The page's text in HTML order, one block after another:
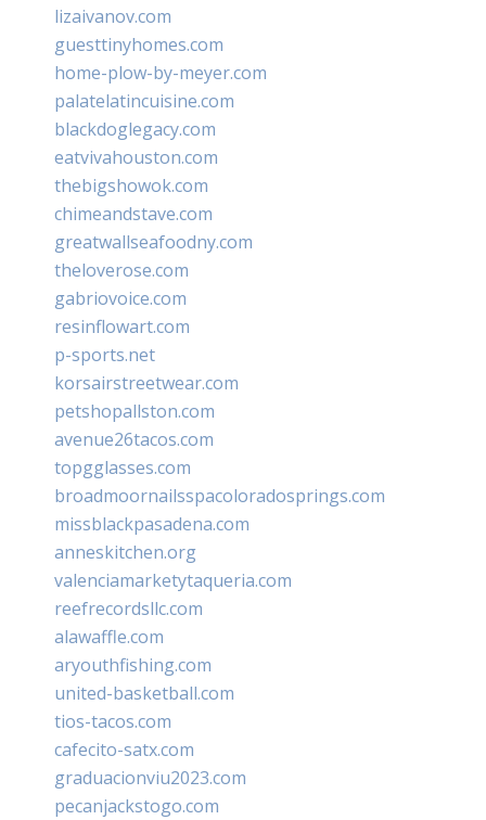
lizaivanov.com
guesttinyhomes.com
home-plow-by-meyer.com
palatelatincuisine.com
blackdoglegacy.com
eatvivahouston.com
thebigshowok.com
chimeandstave.com
greatwallseafoodny.com
theloverose.com
gabriovoice.com
resinflowart.com
p-sports.net
korsairstreetwear.com
petshopallston.com
avenue26tacos.com
topgglasses.com
broadmoornailsspacoloradosprings.com
missblackpasadena.com
anneskitchen.org
valenciamarketytaqueria.com
reefrecordsllc.com
alawaffle.com
aryouthfishing.com
united-basketball.com
tios-tacos.com
cafecito-satx.com
graduacionviu2023.com
pecanjackstogo.com